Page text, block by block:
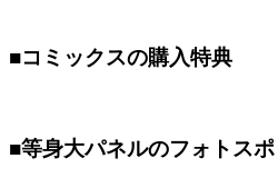
■コミックスの購入特典
■等身大パネルのフォトス